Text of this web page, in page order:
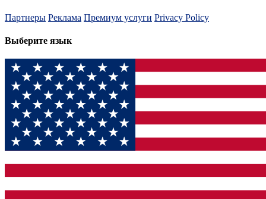
Партнеры Реклама Премиум услуги Privacy Policy
Выберите язык